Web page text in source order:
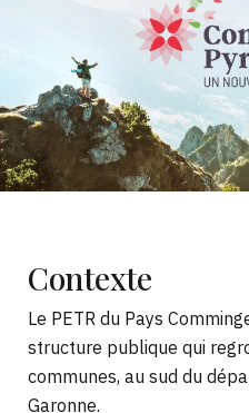
Contexte
Le PETR du Pays
structure publique qui
communes, au sud du
Garonne.